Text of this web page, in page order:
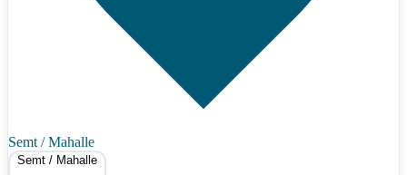
Semt / Mahalle
Semt / Mahalle